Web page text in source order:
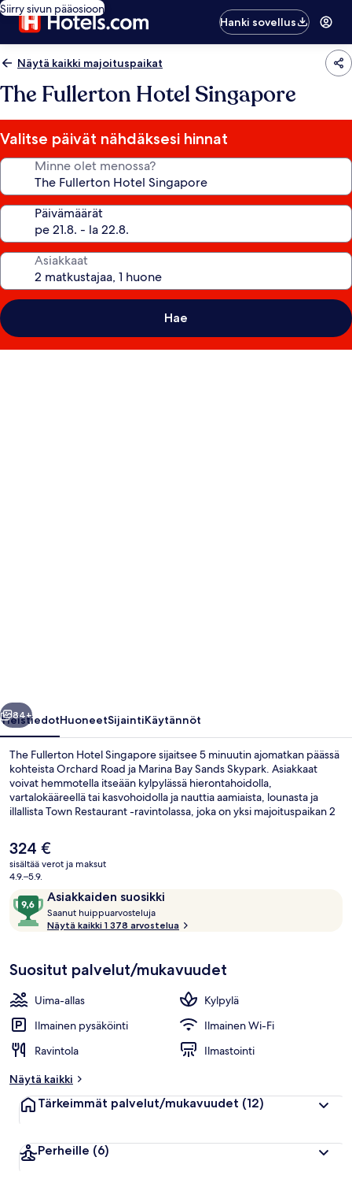
Siirry sivun pääosioon
Hanki sovellus
Näytä kaikki majoituspaikat
The Fullerton Hotel Singapore
Valitse päivät nähdäksesi hinnat
Minne olet menossa?
Päivämäärät
Asiakkaat
Hae
Seuraava
84+
YleistiedotHuoneetSijaintiKäytännöt
The Fullerton Hotel Singapore sijaitsee 5 minuutin ajomatkan päässä
kohteista Orchard Road ja Marina Bay Sands Skypark. Asiakkaat
voivat hemmotella itseään kylpylässä hierontahoidolla,
vartalokääreellä tai kasvohoidolla ja nauttia aamiaista, lounasta ja
illallista Town Restaurant -ravintolassa, joka on yksi majoituspaikan 2
ulkouima-allas, kuntokeskus ja höyrysauna. Matkailijat arvostavat
suuresti majoituspaikan avuliasta henkilökuntaa ja yleiskuntoa.
Julkisen liikenteen yhteydet sijaitsevat vain lyhyen kävelymatkan
päässä: Raffles Placen asema sijaitsee 4 minuutin ja Telok Ayer -
asema 10 minuutin kävelymatkan päässä.
Nykyinen
hinta
on
324 €
sisältää verot ja maksut
4.9.–5.9.
ArvostelutAsiakkaiden suosikki
9,6
kautta
10,
suosikki
Saanut huippuarvosteluja
a
u
a
r
Näytä kaikki 1 378 arvostelua
Suositut palvelut/mukavuudet
Uima-allas
Kylpylä
Ilmainen pysäköinti
Ilmainen Wi-Fi
Ravintola
Ilmastointi
Näytä kaikki
Tärkeimmät palvelut/mukavuudet (12)
Perheille (6)